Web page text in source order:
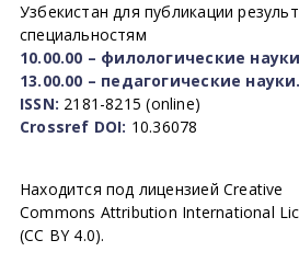
Узбекистан для публикации
специальностям
10.00.00 – филологические
13.00.00 – педагогические науки.
ISSN: 2181-8215 (online)
Crossref DOI: 10.36078
Находится под лицензией Creative
Commons Attribution International
(CC BY 4.0).